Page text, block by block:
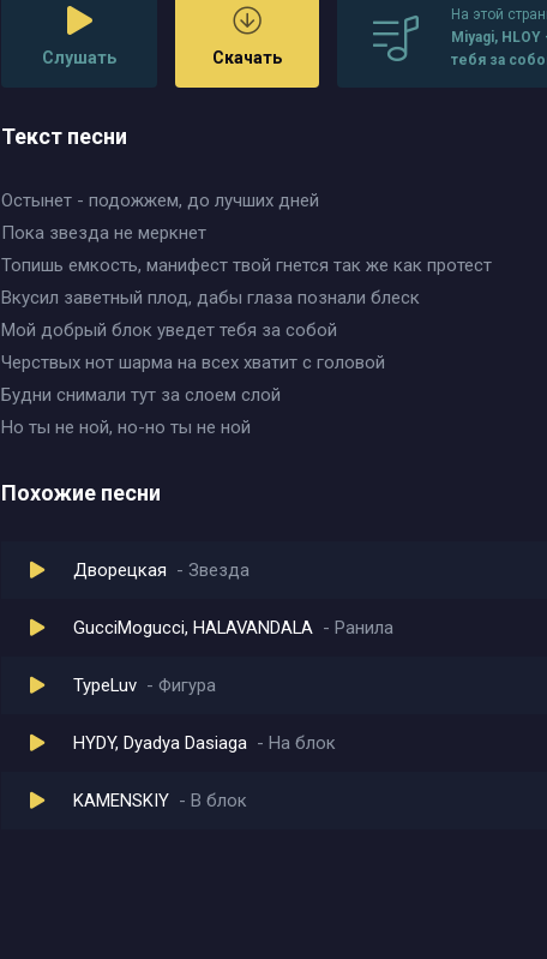
Слушать Скачать
На этой
Miyagi,
тебя за
Текст песни
Остынет - подожжем, до лучших дней
Пока звезда не меркнет
Топишь емкость, манифест твой гнется так же как протест
Вкусил заветный плод, дабы глаза познали блеск
Мой добрый блок уведет тебя за собой
Черствых нот шарма на всех хватит с головой
Будни снимали тут за слоем слой
Но ты не ной, но-но ты не ной
Похожие песни
Дворецкая Звезда
GucciMogucci, HALAVANDALA Ранила
TypeLuv Фигура
HYDY, Dyadya Dasiaga На блок
KAMENSKIY В блок